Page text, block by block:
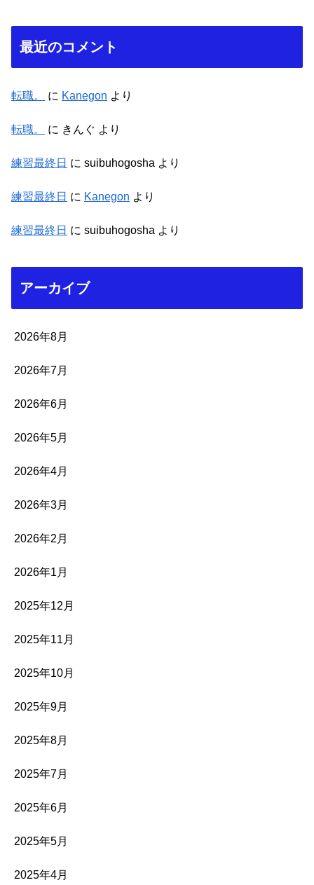
最近のコメント
転職。 に Kanegon より
転職。 に きんぐ より
練習最終日 に suibuhogosha より
練習最終日 に Kanegon より
練習最終日 に suibuhogosha より
アーカイブ
2026年8月
2026年7月
2026年6月
2026年5月
2026年4月
2026年3月
2026年2月
2026年1月
2025年12月
2025年11月
2025年10月
2025年9月
2025年8月
2025年7月
2025年6月
2025年5月
2025年4月